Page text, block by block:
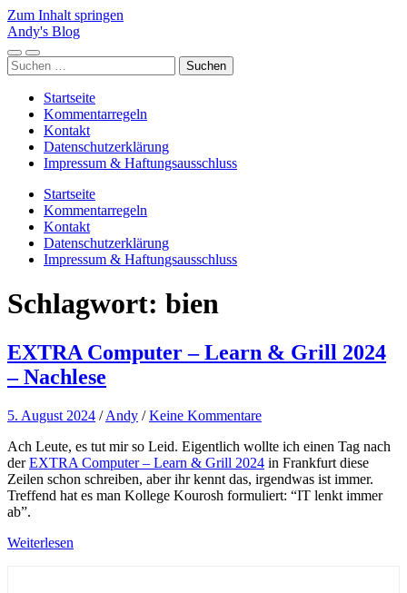
Zum Inhalt springen
Andy's Blog
Mobile-
Menü
Suchfeld
ein-/ausblenden
Suchen
nach:
Startseite
Kommentarregeln
Kontakt
Datenschutzerklärung
Impressum & Haftungsausschluss
Startseite
Kommentarregeln
Kontakt
Datenschutzerklärung
Impressum & Haftungsausschluss
Schlagwort: bien
EXTRA Computer – Learn & Grill 2024
– Nachlese
5. August 2024 /Andy /Keine Kommentare
Ach Leute, es tut mir so Leid. Eigentlich wollte ich einen Tag nach
derEXTRA Computer – Learn & Grill 2024 in Frankfurt diese
Zeilen schon schreiben, aber ihr kennt das, irgendwas ist immer.
Treffend hat es man Kollege Kourosh formuliert: “IT lenkt immer
ab”.
Weiterlesen